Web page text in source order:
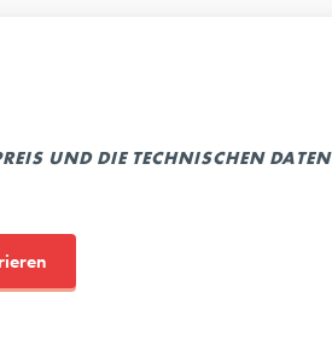
UND DIE TECHNISCHEN DATEN